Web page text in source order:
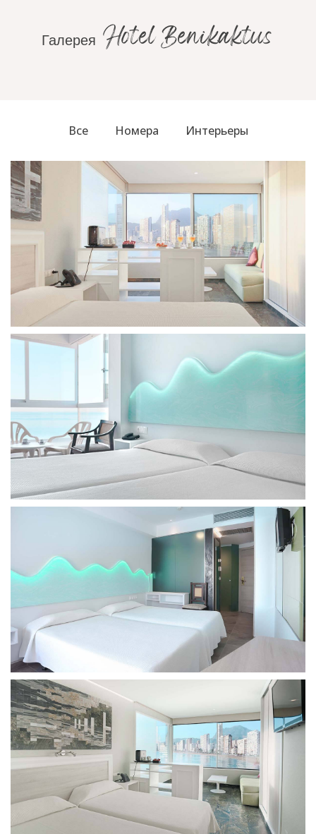
Галерея Hotel Benikaktus
Все Номера Интерьеры